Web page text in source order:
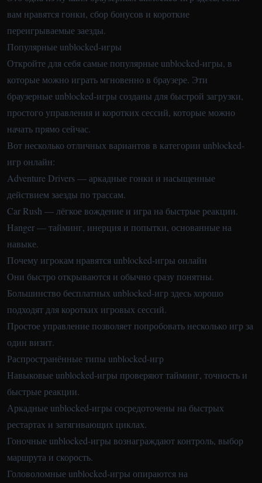
вам нравятся гонки, сбор бонусов и короткие
переигрываемые заезды.
Популярные unblocked-игры
Откройте для себя самые популярные unblocked-игры, в
которые можно играть мгновенно в браузере. Эти
браузерные unblocked-игры созданы для быстрой загрузки,
простого управления и коротких сессий, которые можно
начать прямо сейчас.
Вот несколько отличных вариантов в категории unblocked-
игр онлайн:
Adventure Drivers— аркадные гонки и насыщенные
действием заезды по трассам.
Car Rush — лёгкое вождение и игра на быстрые реакции.
Hanger— тайминг, инерция и попытки, основанные на
навыке.
Почему игрокам нравятся unblocked-игры онлайн
Они быстро открываются и обычно сразу понятны.
Большинство бесплатных unblocked-игр здесь хорошо
подходят для коротких игровых сессий.
Простое управление позволяет попробовать несколько игр за
один визит.
Распространённые типы unblocked-игр
Навыковые unblocked-игры проверяют тайминг, точность и
быстрые реакции.
Аркадные unblocked-игры сосредоточены на быстрых
рестартах и затягивающих циклах.
Гоночные unblocked-игры вознаграждают контроль, выбор
маршрута и скорость.
Головоломные unblocked-игры опираются на